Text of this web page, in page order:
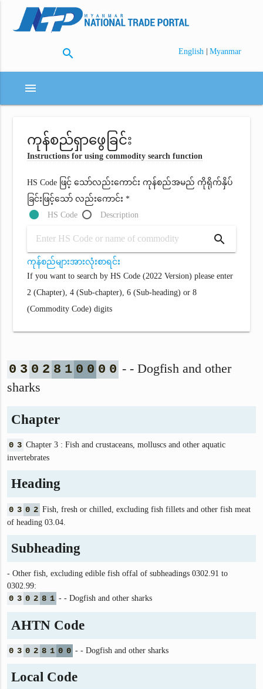
search English | Myanmar
menu
ကုန်စည်ရှာဖွေခြင်း
Instructions for using commodity search function
HS Code ဖြင့် သော်လည်းကောင်း ကုန်စည်အမည် ကိုရိုက်နှိပ်
ခြင်းဖြင့်သော် လည်းကောင်း *
HS Code
Description
search
ကုန်စည်များအားလုံးစာရင်း
If you want to search by HS Code (2022 Version) please enter
2 (Chapter), 4 (Sub-chapter), 6 (Sub-heading) or 8
(Commodity Code) digits
0 3 0 2 8 1 0 0 0 0 - - Dogfish and other
sharks
Chapter
0 3 Chapter 3 : Fish and crustaceans, molluscs and other aquatic
invertebrates
Heading
0 3 0 2 Fish, fresh or chilled, excluding fish fillets and other fish meat
of heading 03.04.
Subheading
- Other fish, excluding edible fish offal of subheadings 0302.91 to
0302.99:
0 3 0 2 8 1 - - Dogfish and other sharks
AHTN Code
0 3 0 2 8 1 0 0 - - Dogfish and other sharks
Local Code